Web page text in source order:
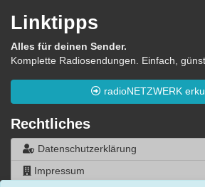
Linktipps
Alles für deinen Sender.
Komplette Radiosendungen. Einfach,
radioNETZWERK
Rechtliches
Datenschutzerklärung
Impressum